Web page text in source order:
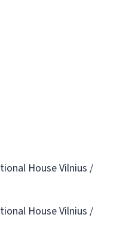
House Vilnius /
House Vilnius /